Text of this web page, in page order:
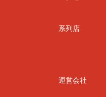
系列店
運営会社